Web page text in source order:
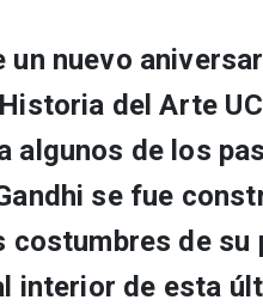
nuevo
del Arte
algunos de los
se fue
costumbres de su
interior de esta